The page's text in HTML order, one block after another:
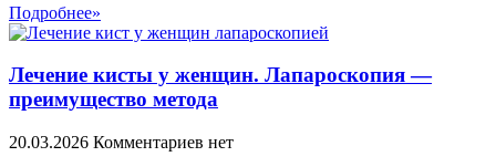
Подробнее»
Лечение кисты у женщин. Лапароскопия —
преимущество метода
20.03.2026 Комментариев нет